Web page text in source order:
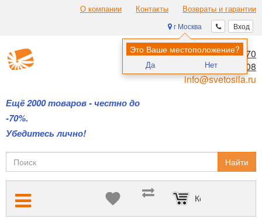
О компании Контакты Возвраты и гарантии
Вход
г Москва
Это Ваше местоположение?
Да Нет
Ещё 2000 товаров - честно до
-70%.
Убедитесь лично!
8 (495) 970-00-70
8 (800) 700-11-08
info@svetosila.ru
Найти
Корзина пуста